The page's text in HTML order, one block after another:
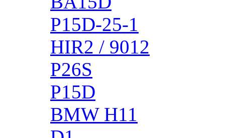
P15D-25-1
HIR2 / 9012
P26S
P15D
BMW H11